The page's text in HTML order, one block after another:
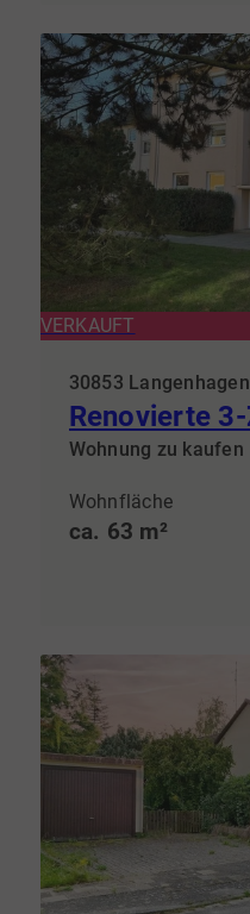
VERKAUFT
30853 Langenhagen
Wohnung zu kaufen
Wohnfläche
ca. 63 m²